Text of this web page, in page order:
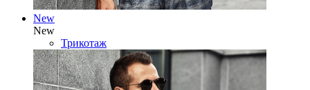
New
New
Трикотаж